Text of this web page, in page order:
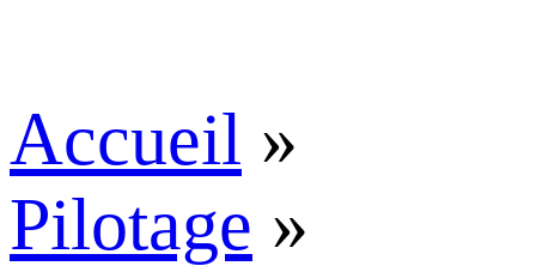
Accueil »
Pilotage »